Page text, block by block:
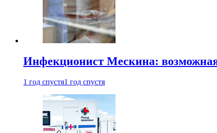
Инфекционист Мескина:
1 год спустя1 год спустя